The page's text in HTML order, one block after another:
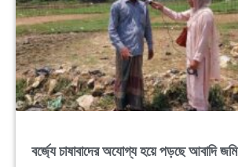
বর্জ্যে চাষাবাদের অযোগ্য হয়ে পড়ছে আবাদি জমি